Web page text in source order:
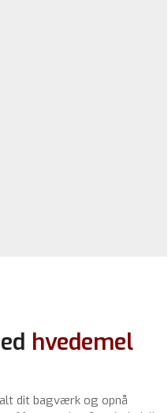
hvedemel
dit bagværk og opnå